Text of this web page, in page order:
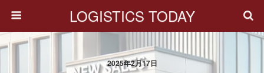
LOGISTICS TODAY
2025年2月17日